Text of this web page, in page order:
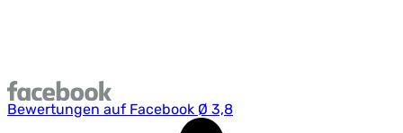
Bewertungen auf Facebook Ø 3,8